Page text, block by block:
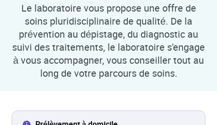
Le laboratoire vous propose une offre de
soins pluridisciplinaire de qualité. De la
prévention au dépistage, du diagnostic au
suivi des traitements, le laboratoire s'engage
à vous accompagner, vous conseiller tout au
long de votre parcours de soins.